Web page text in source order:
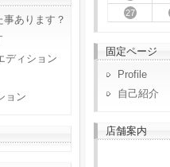
あります？
ディション
ョン
27
固定ページ
Profile
自己紹介
店舗案内